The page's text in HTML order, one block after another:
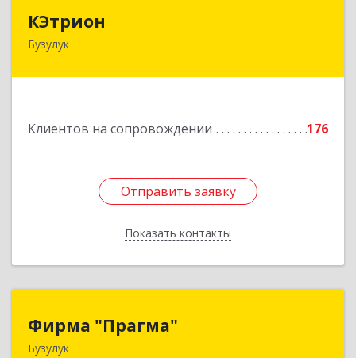
КЭтрион
Бузулук
Клиентов на сопровождении 176
Отправить заявку
Показать контакты
461040, Оренбургская обл, Бузулук г, Пушкина
Отправить заявку
Назад
Фирма "Прагма"
Бузулук461040, Оренбургская обл, Бузулукский р-н,